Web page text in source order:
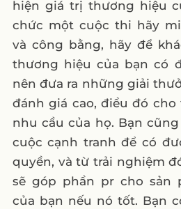
hiện giá trị thương hiệu
chức một cuộc thi hãy
và công bằng, hãy để
thương hiệu của bạn có
nên đưa ra những giải
đánh giá cao, điều đó cho
nhu cầu của họ. Bạn
cuộc cạnh tranh để có
quyền, và từ trải nghiệm
sẽ góp phần pr cho sản
của bạn nếu nó tốt. Bạn